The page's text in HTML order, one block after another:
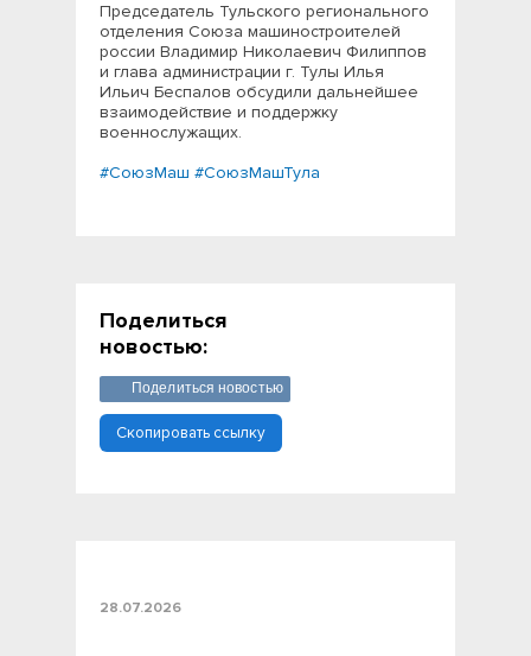
28.07.2026
Председатель Тульского регионального
отделения Союза машиностроителей
россии Владимир Николаевич Филиппов
и глава администрации г. Тулы Илья
Ильич Беспалов обсудили дальнейшее
взаимодействие и поддержку
военнослужащих.
#СоюзМаш #СоюзМашТула
Поделиться
новостью:
Поделиться новостью
Скопировать ссылку